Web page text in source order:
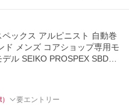
ックス アルピニスト 自動巻
ド メンズ コアショップ専用モ
ル SEIKO PROSPEX SBDC2
） 要エントリー